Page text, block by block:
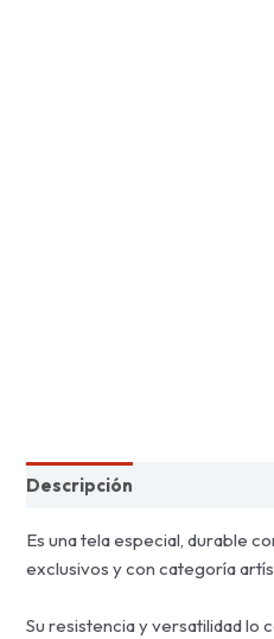
Descripción
Es una tela especial, durable
exclusivos y con categoría
Su resistencia y versatilidad lo